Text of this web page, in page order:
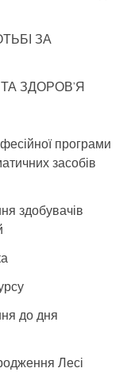
ЗА
ЗДОРОВ’Я
програми
засобів
здобувачів
до дня
Лесі